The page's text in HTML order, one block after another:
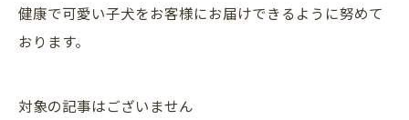
健康で可愛い子犬をお客様にお届けできるように努めて
おります。
対象の記事はございません